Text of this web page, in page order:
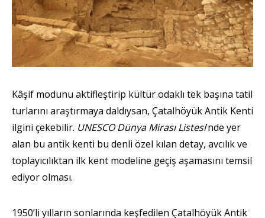
Kâşif modunu aktifleştirip kültür odaklı tek başına tatil
turlarını araştırmaya daldıysan, Çatalhöyük Antik Kenti
ilgini çekebilir. UNESCO Dünya Mirası Listesi’nde yer
alan bu antik kenti bu denli özel kılan detay, avcılık ve
toplayıcılıktan ilk kent modeline geçiş aşamasını temsil
ediyor olması.
1950’li yılların sonlarında keşfedilen Çatalhöyük Antik